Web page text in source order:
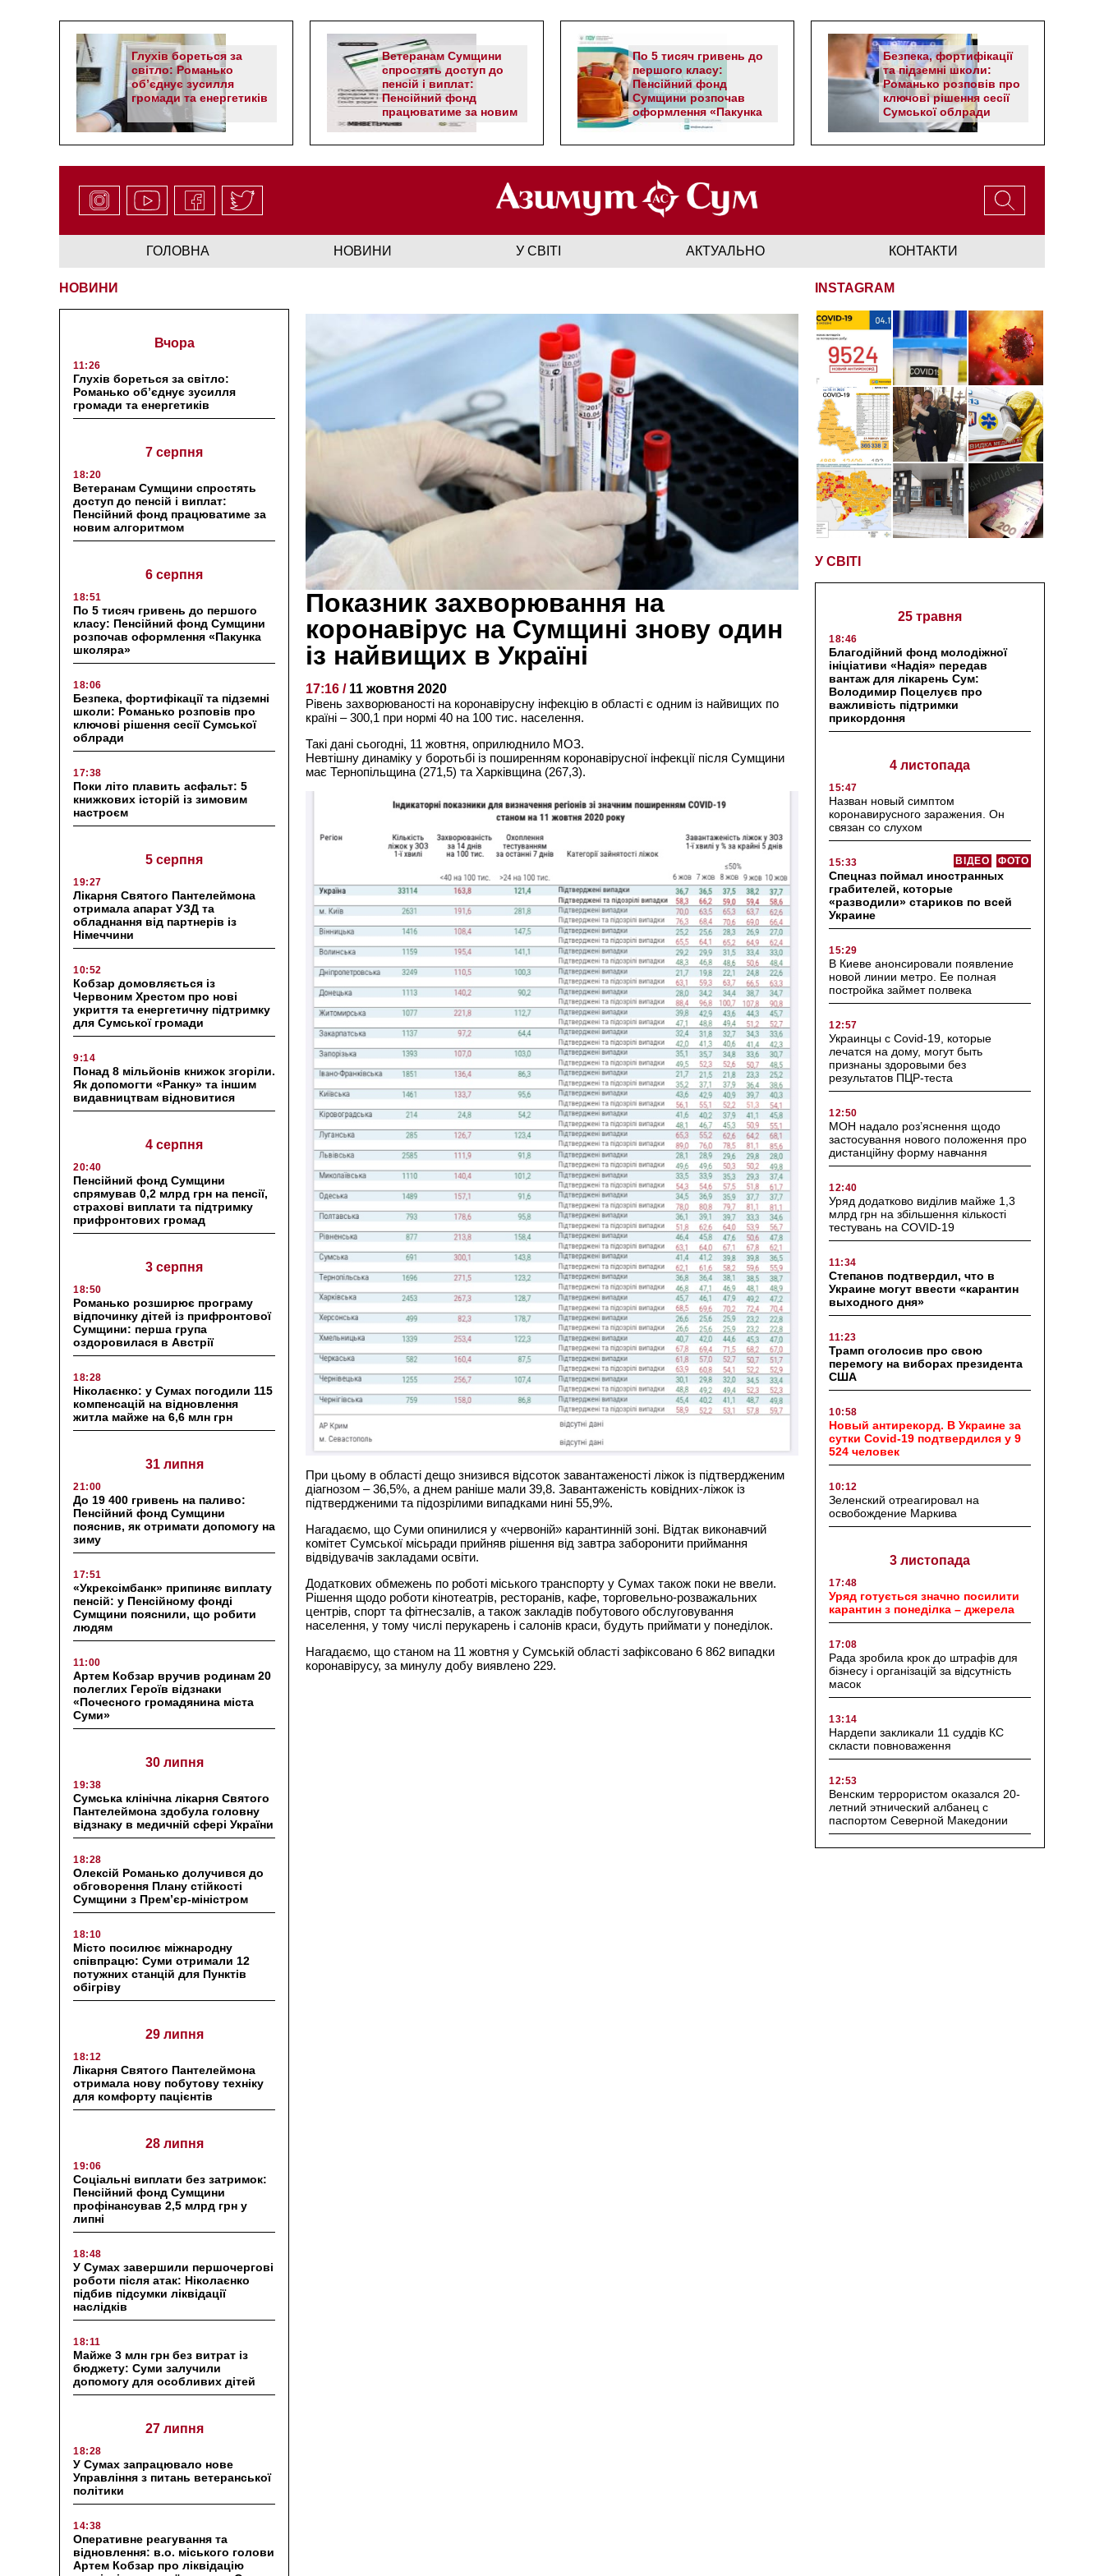
Глухів бореться за
світло: Романько
об’єднує зусилля
громади та енергетиків
Ветеранам Сумщини
спростять доступ до
пенсій і виплат:
Пенсійний фонд
працюватиме за новим
алгоритмом
По 5 тисяч гривень до
першого класу:
Пенсійний фонд
Сумщини розпочав
оформлення «Пакунка
школяра»
Безпека, фортифікації
та підземні школи:
Романько розповів про
ключові рішення сесії
Сумської облради
ГОЛОВНА НОВИНИ У СВІТІ АКТУАЛЬНО КОНТАКТИ
НОВИНИ
Вчора
11:26
Глухів бореться за світло:
Романько об’єднує зусилля
громади та енергетиків
7 серпня
18:20
Ветеранам Сумщини спростять
доступ до пенсій і виплат:
Пенсійний фонд працюватиме за
новим алгоритмом
6 серпня
18:51
По 5 тисяч гривень до першого
класу: Пенсійний фонд Сумщини
розпочав оформлення «Пакунка
школяра»
18:06
Безпека, фортифікації та підземні
школи: Романько розповів про
ключові рішення сесії Сумської
облради
17:38
Поки літо плавить асфальт: 5
книжкових історій із зимовим
настроєм
5 серпня
19:27
Лікарня Святого Пантелеймона
отримала апарат УЗД та
обладнання від партнерів із
Німеччини
10:52
Кобзар домовляється із
Червоним Хрестом про нові
укриття та енергетичну підтримку
для Сумської громади
9:14
Понад 8 мільйонів книжок згоріли.
Як допомогти «Ранку» та іншим
видавництвам відновитися
4 серпня
20:40
Пенсійний фонд Сумщини
спрямував 0,2 млрд грн на пенсії,
страхові виплати та підтримку
прифронтових громад
3 серпня
18:50
Романько розширює програму
відпочинку дітей із прифронтової
Сумщини: перша група
оздоровилася в Австрії
18:28
Ніколаєнко: у Сумах погодили 115
компенсацій на відновлення
житла майже на 6,6 млн грн
31 липня
21:00
До 19 400 гривень на паливо:
Пенсійний фонд Сумщини
пояснив, як отримати допомогу на
зиму
17:51
«Укрексімбанк» припиняє виплату
пенсій: у Пенсійному фонді
Сумщини пояснили, що робити
людям
11:00
Артем Кобзар вручив родинам 20
полеглих Героїв відзнаки
«Почесного громадянина міста
Суми»
30 липня
19:38
Сумська клінічна лікарня Святого
Пантелеймона здобула головну
відзнаку в медичній сфері України
18:28
Олексій Романько долучився до
обговорення Плану стійкості
Сумщини з Прем’єр-міністром
18:10
Місто посилює міжнародну
співпрацю: Суми отримали 12
потужних станцій для Пунктів
обігріву
29 липня
18:12
Лікарня Святого Пантелеймона
отримала нову побутову техніку
для комфорту пацієнтів
28 липня
19:06
Соціальні виплати без затримок:
Пенсійний фонд Сумщини
профінансував 2,5 млрд грн у
липні
18:48
У Сумах завершили першочергові
роботи після атак: Ніколаєнко
підбив підсумки ліквідації
наслідків
18:11
Майже 3 млн грн без витрат із
бюджету: Суми залучили
допомогу для особливих дітей
27 липня
18:28
У Сумах запрацювало нове
Управління з питань ветеранської
політики
14:38
Оперативне реагування та
відновлення: в.о. міського голови
Артем Кобзар про ліквідацію
Показник захворювання на
коронавірус на Сумщині знову один
із найвищих в Україні
17:16 / 11 жовтня 2020
Рівень захворюваності на коронавірусну інфекцію в області є одним із найвищих по
країні – 300,1 при нормі 40 на 100 тис. населення.
Такі дані сьогодні, 11 жовтня, оприлюднило МОЗ.
Невтішну динаміку у боротьбі із поширенням коронавірусної інфекції після Сумщини
має Тернопільщина (271,5) та Харківщина (267,3).
При цьому в області дещо знизився відсоток завантаженості ліжок із підтвердженим
діагнозом – 36,5%, а днем раніше мали 39,8. Завантаженість ковідних-ліжок із
підтвердженими та підозрілими випадками нині 55,9%.
Нагадаємо, що Суми опинилися у «червоній» карантинній зоні. Відтак виконавчий
комітет Сумської місьради прийняв рішення від завтра заборонити приймання
відвідувачів закладами освіти.
Додаткових обмежень по роботі міського транспорту у Сумах також поки не ввели.
Рішення щодо роботи кінотеатрів, ресторанів, кафе, торговельно-розважальних
центрів, спорт та фітнесзалів, а також закладів побутового обслуговування
населення, у тому числі перукарень і салонів краси, будуть приймати у понеділок.
Нагадаємо, що станом на 11 жовтня у Сумській області зафіксовано 6 862 випадки
коронавірусу, за минулу добу виявлено 229.
INSTAGRAM
У СВІТІ
25 травня
18:46
Благодійний фонд молодіжної
ініціативи «Надія» передав
вантаж для лікарень Сум:
Володимир Поцелуєв про
важливість підтримки
прикордоння
4 листопада
15:47
Назван новый симптом
коронавирусного заражения. Он
связан со слухом
15:33 ФОТО
ВІДЕО
Спецназ поймал иностранных
грабителей, которые
«разводили» стариков по всей
Украине
15:29
В Киеве анонсировали появление
новой линии метро. Ее полная
постройка займет полвека
12:57
Украинцы с Covid-19, которые
лечатся на дому, могут быть
признаны здоровыми без
результатов ПЦР-теста
12:50
МОН надало роз’яснення щодо
застосування нового положення про
дистанційну форму навчання
12:40
Уряд додатково виділив майже 1,3
млрд грн на збільшення кількості
тестувань на COVID-19
11:34
Степанов подтвердил, что в
Украине могут ввести «карантин
выходного дня»
11:23
Трамп оголосив про свою
перемогу на виборах президента
США
10:58
Новый антирекорд. В Украине за
сутки Covid-19 подтвердился у 9
524 человек
10:12
Зеленский отреагировал на
освобождение Маркива
3 листопада
17:48
Уряд готується значно посилити
карантин з понеділка – джерела
17:08
Рада зробила крок до штрафів для
бізнесу і організацій за відсутність
масок
13:14
Нардепи закликали 11 суддів КС
скласти повноваження
12:53
Венским террористом оказался 20-
летний этнический албанец с
паспортом Северной Македонии